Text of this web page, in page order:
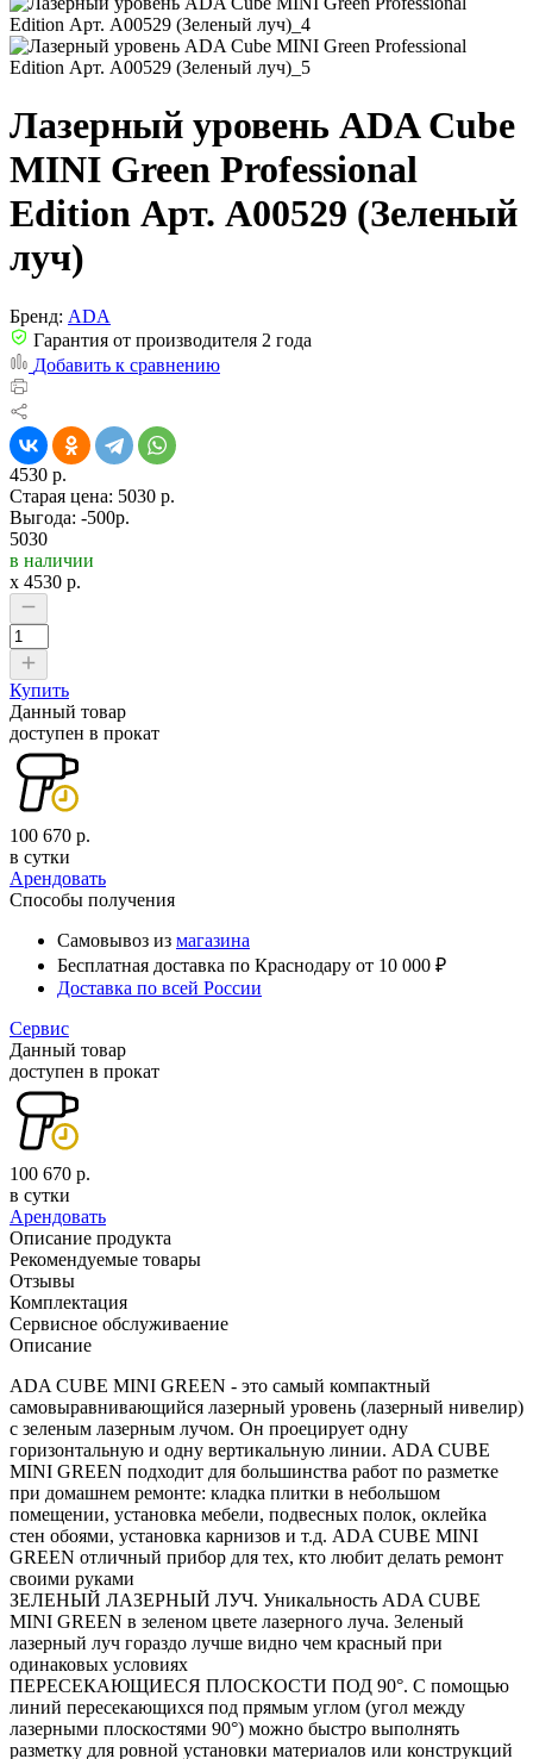
Лазерный уровень ADA Cube
MINI Green Professional
Edition Арт. А00529 (Зеленый
луч)
Бренд: ADA
Гарантия от производителя 2 года
Добавить к сравнению
4530 р.
Старая цена: 5030 р.
Выгода: -500р.
5030
в наличии
x 4530 р.
Купить
Данный товар
доступен в прокат
100 670 р.
в сутки
Арендовать
Способы получения
Самовывоз из магазина
Бесплатная доставка по Краснодару от 10 000 ₽
Доставка по всей России
Сервис
Данный товар
доступен в прокат
100 670 р.
в сутки
Арендовать
Описание продукта
Рекомендуемые товары
Отзывы
Комплектация
Сервисное обслуживаение
Описание
ADA CUBE MINI GREEN - это самый компактный
самовыравнивающийся лазерный уровень (лазерный нивелир)
с зеленым лазерным лучом. Он проецирует одну
горизонтальную и одну вертикальную линии. ADA CUBE
MINI GREEN подходит для большинства работ по разметке
при домашнем ремонте: кладка плитки в небольшом
помещении, установка мебели, подвесных полок, оклейка
стен обоями, установка карнизов и т.д. ADA CUBE MINI
GREEN отличный прибор для тех, кто любит делать ремонт
своими руками
ЗЕЛЕНЫЙ ЛАЗЕРНЫЙ ЛУЧ. Уникальность ADA CUBE
MINI GREEN в зеленом цвете лазерного луча. Зеленый
лазерный луч гораздо лучше видно чем красный при
одинаковых условиях
ПЕРЕСЕКАЮЩИЕСЯ ПЛОСКОСТИ ПОД 90°. С помощью
линий пересекающихся под прямым углом (угол между
лазерными плоскостями 90°) можно быстро выполнять
разметку для ровной установки материалов или конструкций